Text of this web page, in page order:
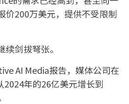
价200万美元，提供不受限制
剑拔弩张。
AI Media报告，媒体公司在
2024年的26亿美元增长到